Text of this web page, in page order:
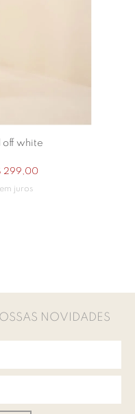
off white
299,00
juros
NOVIDADES